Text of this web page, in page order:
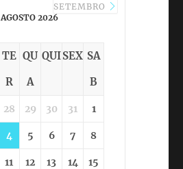
AGOSTO 2026
SETEMBRO
TE
R
QU
A
QUISEX SA
B
28 29 30 31 1
4 5 6 7 8
11 12 13 14 15